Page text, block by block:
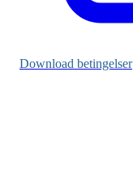
Download betingelser